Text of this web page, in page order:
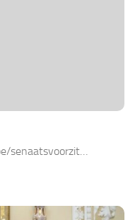
senaatsvoorzit…